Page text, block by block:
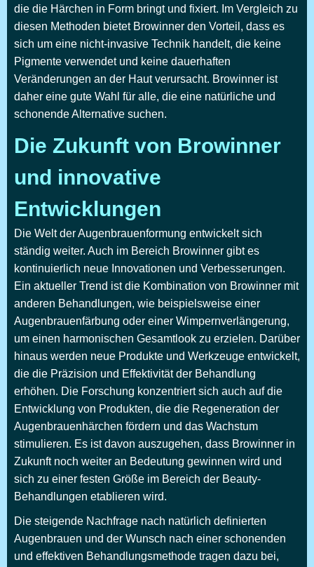
die die Härchen in Form bringt und fixiert. Im Vergleich zu
diesen Methoden bietet Browinner den Vorteil, dass es
sich um eine nicht-invasive Technik handelt, die keine
Pigmente verwendet und keine dauerhaften
Veränderungen an der Haut verursacht. Browinner ist
daher eine gute Wahl für alle, die eine natürliche und
schonende Alternative suchen.
Die Zukunft von Browinner
und innovative
Entwicklungen
Die Welt der Augenbrauenformung entwickelt sich
ständig weiter. Auch im Bereich Browinner gibt es
kontinuierlich neue Innovationen und Verbesserungen.
Ein aktueller Trend ist die Kombination von Browinner mit
anderen Behandlungen, wie beispielsweise einer
Augenbrauenfärbung oder einer Wimpernverlängerung,
um einen harmonischen Gesamtlook zu erzielen. Darüber
hinaus werden neue Produkte und Werkzeuge entwickelt,
die die Präzision und Effektivität der Behandlung
erhöhen. Die Forschung konzentriert sich auch auf die
Entwicklung von Produkten, die die Regeneration der
Augenbrauenhärchen fördern und das Wachstum
stimulieren. Es ist davon auszugehen, dass Browinner in
Zukunft noch weiter an Bedeutung gewinnen wird und
sich zu einer festen Größe im Bereich der Beauty-
Behandlungen etablieren wird.
Die steigende Nachfrage nach natürlich definierten
Augenbrauen und der Wunsch nach einer schonenden
und effektiven Behandlungsmethode tragen dazu bei,